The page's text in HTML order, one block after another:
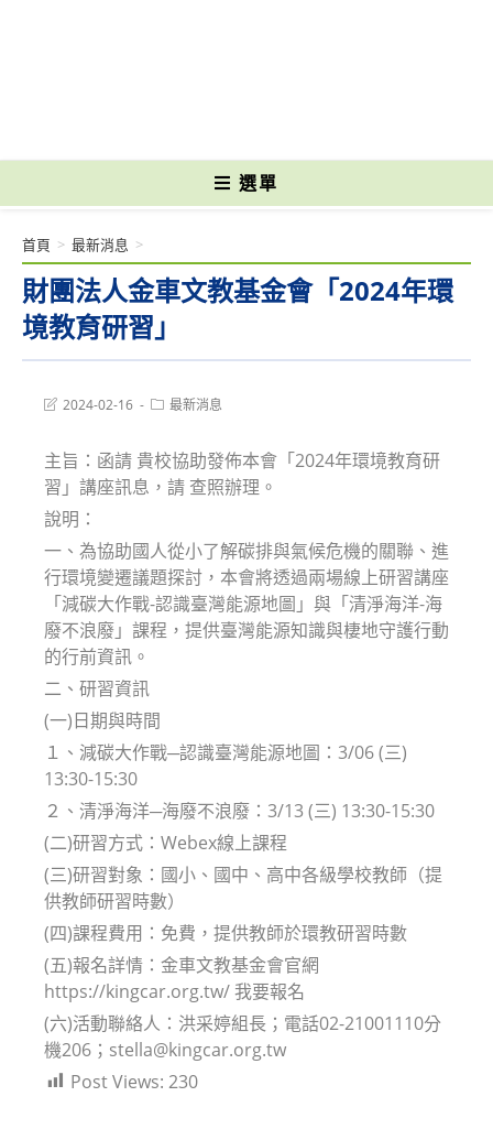
選單
財團法人金車文教基金會「2024年環
境教育研習」
首頁 > 最新消息 >
Post2024-02-16
Post最新消息
主旨：函請 貴校協助發佈本會「2024年環境教育研
習」講座訊息，請 查照辦理。
說明：
一、為協助國人從小了解碳排與氣候危機的關聯、進
行環境變遷議題探討，本會將透過兩場線上研習講座
「減碳大作戰-認識臺灣能源地圖」與「清淨海洋-海
廢不浪廢」課程，提供臺灣能源知識與棲地守護行動
的行前資訊。
二、研習資訊
(一)日期與時間
１、減碳大作戰─認識臺灣能源地圖：3/06 (三)
13:30-15:30
２、清淨海洋─海廢不浪廢：3/13 (三) 13:30-15:30
(二)研習方式：Webex線上課程
(三)研習對象：國小、國中、高中各級學校教師（提
供教師研習時數）
(四)課程費用：免費，提供教師於環教研習時數
(五)報名詳情：金車文教基金會官網
https://kingcar.org.tw/ 我要報名
(六)活動聯絡人：洪采婷組長；電話02-21001110分
機206；stella@kingcar.org.tw
Post Views: 230